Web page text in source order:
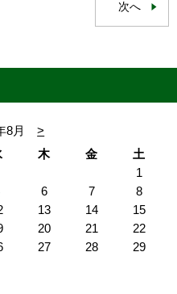
次へ
8月
>
木 金
土
1
6 7
8
13 14
15
20 21
22
27 28
29